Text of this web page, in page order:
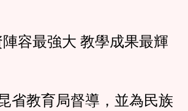
最強大 教學成果最輝
省教育局督導，並為民族